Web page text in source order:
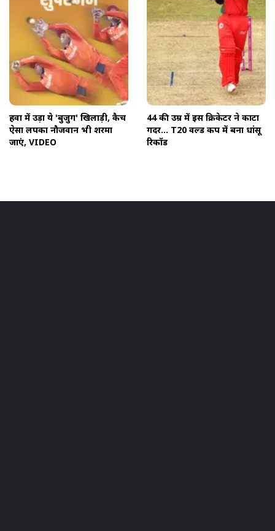
हवा में उड़ा ये 'बुजुर्ग' खिलाड़ी, कैच
ऐसा लपका नौजवान भी शरमा
जाएं, VIDEO
44 की उम्र में इस क्रिकेटर ने काटा
गदर... T20 वर्ल्ड कप में बना धांसू
रिकॉर्ड